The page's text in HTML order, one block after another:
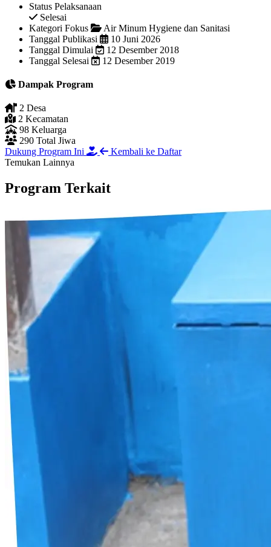
Status Pelaksanaan
Selesai
Kategori Fokus
Air Minum Hygiene dan Sanitasi
Tanggal Publikasi
10 Juni 2026
Tanggal Dimulai
12 Desember 2018
Tanggal Selesai
12 Desember 2019
Dampak Program
2 Desa
2 Kecamatan
98 Keluarga
290 Total Jiwa
Dukung Program Ini
Kembali ke Daftar
Temukan Lainnya
Program Terkait